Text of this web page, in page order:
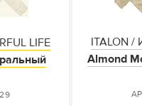
LIFE
ITALON /
Almond